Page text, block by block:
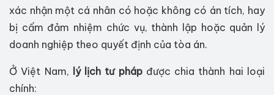
xác nhận một cá nhân có hoặc không có án tích, hay
bị cấm đảm nhiệm chức vụ, thành lập hoặc quản lý
doanh nghiệp theo quyết định của tòa án.
Ở Việt Nam, lý lịch tư phápđược chia thành hai loại
chính: